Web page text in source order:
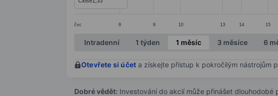
čvc 8 9 10 13 14 15
End of interactive chart.
Intradenní 1 týden 1 měsíc 3 měsíce 6
Otevřete si účet a získejte přístup k pokročilým nástrojům
Dobré vědět: Investování do akcií může přinášet